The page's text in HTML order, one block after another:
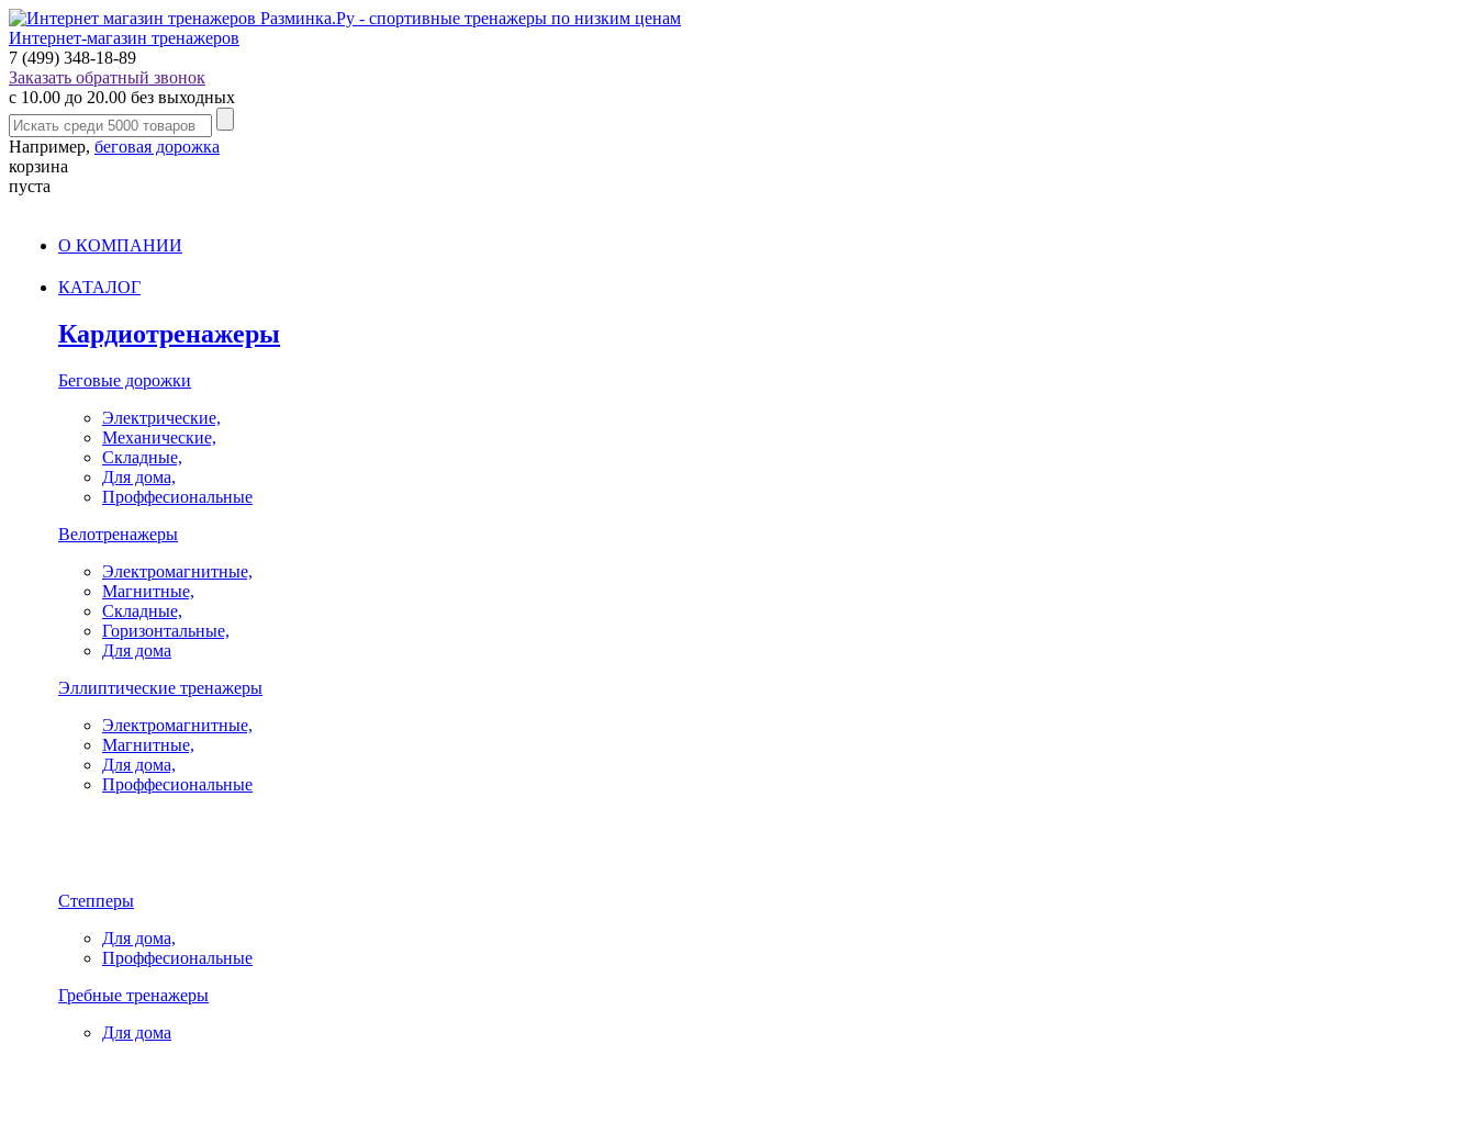
Интернет-магазин тренажеров
7 (499) 348-18-89
Заказать обратный звонок
с 10.00 до 20.00 без выходных
Например, беговая дорожка
корзина
пуста
О КОМПАНИИ
КАТАЛОГ
Кардиотренажеры
Беговые дорожки
Электрические,
Механические,
Складные,
Для дома,
Проффесиональные
Велотренажеры
Электромагнитные,
Магнитные,
Складные,
Горизонтальные,
Для дома
Эллиптические тренажеры
Электромагнитные,
Магнитные,
Для дома,
Проффесиональные
Степперы
Для дома,
Проффесиональные
Гребные тренажеры
Для дома